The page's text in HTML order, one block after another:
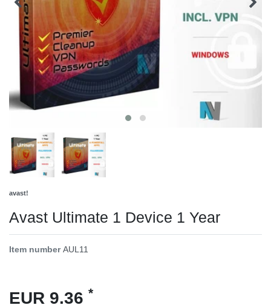
avast!
Avast Ultimate 1 Device 1 Year
Item numberAUL11
EUR 9.36 *